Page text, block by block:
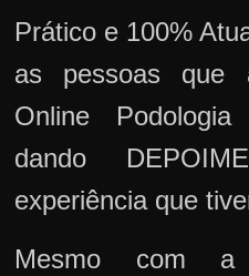
Prático e 100%
as pessoas que
Online
dando
experiência que
Mesmo com a